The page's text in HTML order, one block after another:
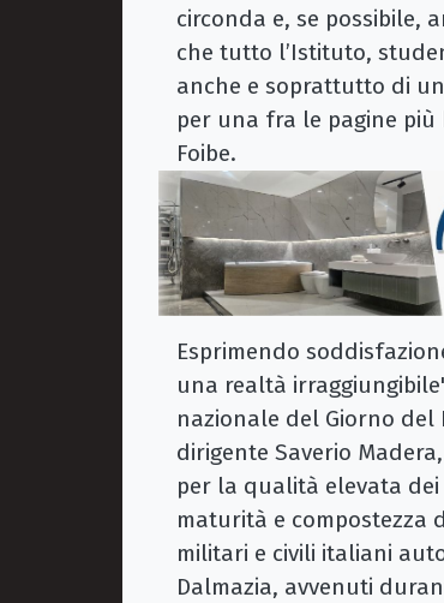
circonda e, se possibile,
che tutto l’Istituto,
anche e soprattutto di
per una fra le pagine
Foibe.
Esprimendo
una realtà
nazionale del Giorno del
dirigente Saverio
per la qualità elevata
maturità e compostezza
militari e civili italiani
Dalmazia, avvenuti